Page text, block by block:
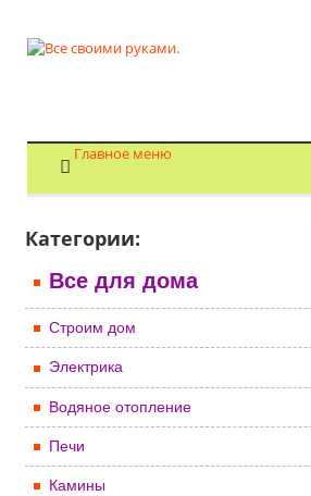
Главное меню
Категории:
Все для дома
Строим дом
Электрика
Водяное отопление
Печи
Камины